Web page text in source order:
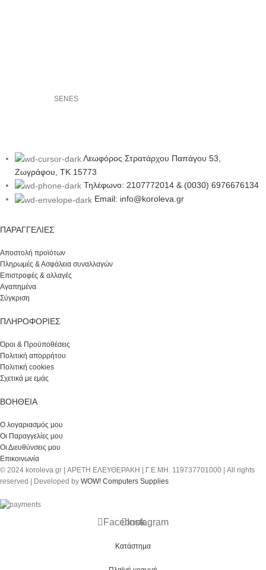
SENES
Λεωφόρος Στρατάρχου Παπάγου 53,
Ζωγράφου, ΤΚ 15773
Τηλέφωνο: 2107772014 & (0030) 6976676134
Email: info@koroleva.gr
ΠΑΡΑΓΓΕΛΊΕΣ
Αποστολή προϊότων
Πληρωμές & Ασφάλεια συναλλαγών
Επιστροφές & αλλαγές
Αγαπημένα
Σύγκριση
ΠΛΗΡΟΦΟΡΙΕΣ
Όροι & Προϋποθέσεις
Πολιτική απορρήτου
Πολιτική cookies
Σχετικά με εμάς
ΒΟΉΘΕΙΑ
Ο λογαριασμός μου
Οι Παραγγελίες μου
Οι Διευθύνσεις μου
Επικοινωνία
© 2024 koroleva.gr | ΑΡΕΤΗ ΕΛΕΥΘΕΡΑΚΗ | Γ.Ε.ΜΗ. 119737701000 | All rights
reserved | Developed by WOW! Computers Supplies
FacebookInstagram
Κατάστημα